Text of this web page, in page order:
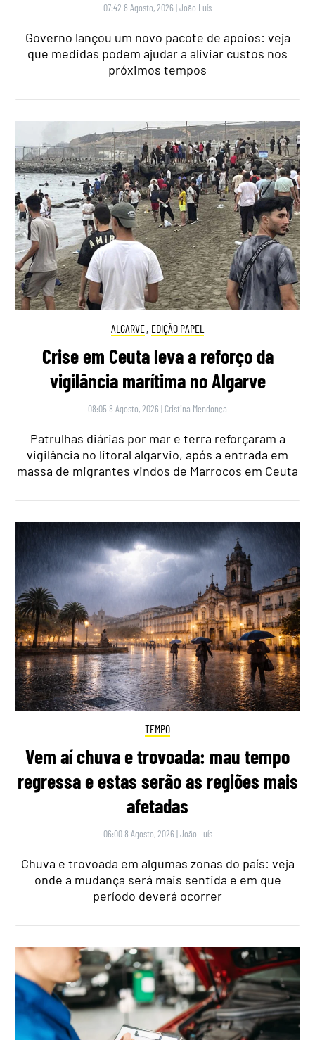
07:42 8 Agosto, 2026 |João Luís
Governo lançou um novo pacote de apoios: veja
que medidas podem ajudar a aliviar custos nos
próximos tempos
ALGARVE, EDIÇÃO PAPEL
Crise em Ceuta leva a reforço da
vigilância marítima no Algarve
08:05 8 Agosto, 2026 | Cristina Mendonça
Patrulhas diárias por mar e terra reforçaram a
vigilância no litoral algarvio, após a entrada em
massa de migrantes vindos de Marrocos em Ceuta
TEMPO
Vem aí chuva e trovoada: mau tempo
regressa e estas serão as regiões mais
afetadas
06:00 8 Agosto, 2026 |João Luís
Chuva e trovoada em algumas zonas do país: veja
onde a mudança será mais sentida e em que
período deverá ocorrer